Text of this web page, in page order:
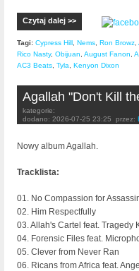
Czytaj dalej >>
Tagi: Cypress Hill Nems Ron Browz
Rico Nasty, Obijuan August Fanon
AC3 Beats Tyla Kenyon Dixon
Agallah "Don't Kill
kategorie:
dodano: 2026-07-25 23:25 przez:
Nowy album Agallah.
Tracklista:
01. No Compassion for
02. Him Respectfully
03. Allah's Cartel feat. Tragedy
04. Forensic Files feat.
05. Clever from Never Ran
06. Ricans from Africa feat.